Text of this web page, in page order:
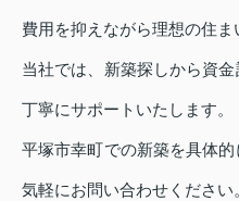
費用を抑えながら理想の住ま
当社では、新築探しから資
丁寧にサポートいたします。
平塚市幸町での新築を具体
気軽にお問い合わせください